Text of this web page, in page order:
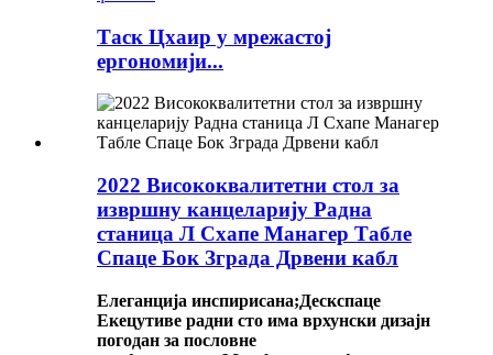
Таск Цхаир у мрежастој
ергономији...
2022 Висококвалитетни стол за
извршну канцеларију Радна
станица Л Схапе Манагер Табле
Спаце Бок Зграда Дрвени кабл
Елеганција инспирисана;Дескспаце
Екецутиве радни сто има врхунски дизајн
погодан за пословне